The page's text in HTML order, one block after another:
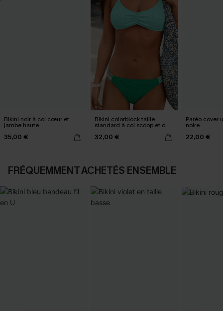
Bikini noir à col cœur et
jambe haute
35,00 €
Bikini colorblock taille
standard à col scoop et dos
32,00 €
Paréo cover
noire
22,00 €
FRÉQUEMMENT ACHETÉS ENSEMBLE